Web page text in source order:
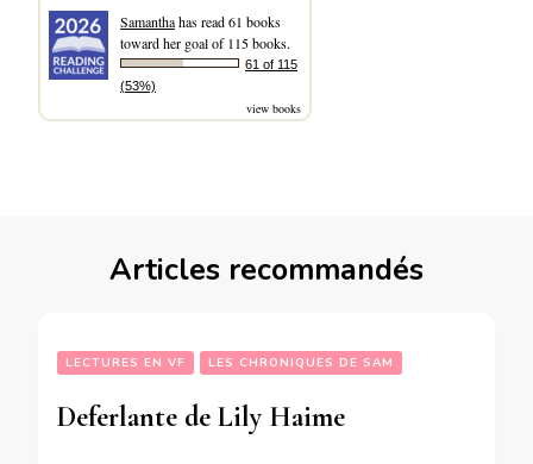
Samanthahas read 61 books
toward her goal of 115 books.
61 of 115
(53%)
view books
Articles recommandés
LECTURES EN VF LES CHRONIQUES DE SAM
Deferlante de Lily Haime